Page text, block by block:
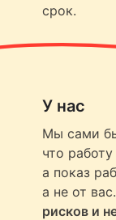
срок.
У нас
Мы сами
что
а показ
а не от вас.
рисков и